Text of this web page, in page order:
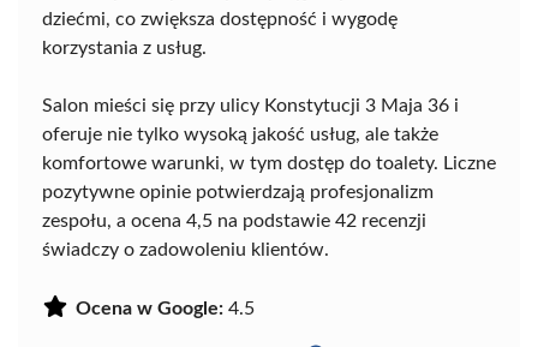
dziećmi, co zwiększa dostępność i wygodę
korzystania z usług.
Salon mieści się przy ulicy Konstytucji 3 Maja 36 i
oferuje nie tylko wysoką jakość usług, ale także
komfortowe warunki, w tym dostęp do toalety. Liczne
pozytywne opinie potwierdzają profesjonalizm
zespołu, a ocena 4,5 na podstawie 42 recenzji
świadczy o zadowoleniu klientów.
Ocena w Google: 4.5